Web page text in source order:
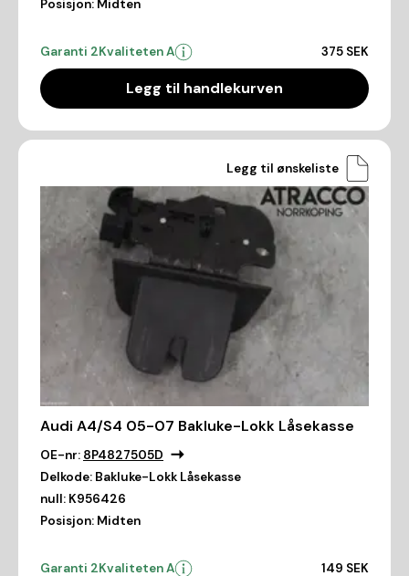
Posisjon: Midten
Garanti 2Kvaliteten A 375 SEK
Legg til handlekurven
Legg til ønskeliste
Audi A4/S4 05-07 Bakluke-Lokk Låsekasse
OE-nr: 8P4827505D
Delkode: Bakluke-Lokk Låsekasse
null: K956426
Posisjon: Midten
Garanti 2Kvaliteten A 149 SEK